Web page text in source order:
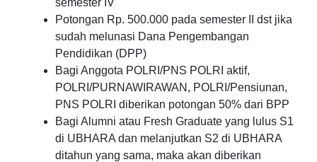
semester IV
Potongan Rp. 500.000 pada semester II dst jika
sudah melunasi Dana Pengembangan
Pendidikan (DPP)
Bagi Anggota POLRI/PNS POLRI aktif,
POLRI/PURNAWIRAWAN, POLRI/Pensiunan,
PNS POLRI diberikan potongan 50% dari BPP
Bagi Alumni atau Fresh Graduate yang lulus S1
di UBHARA dan melanjutkan S2 di UBHARA
ditahun yang sama, maka akan diberikan